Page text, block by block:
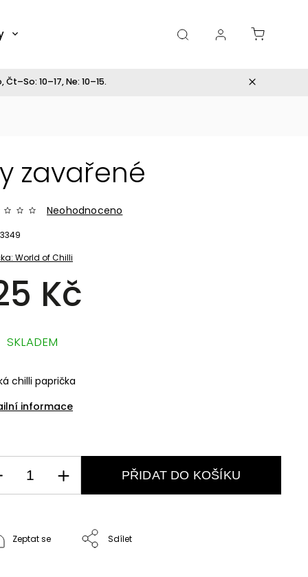
10–17, Ne: 10–15.
zavařené
World of Chilli
Neohodnoceno
Kč
3349
chilli paprička
informace
SKLADEM
PŘIDAT DO KOŠÍKU
Zeptat se Sdílet